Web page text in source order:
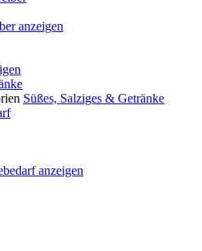
anzeigen
Süßes, Salziges & Getränke
anzeigen